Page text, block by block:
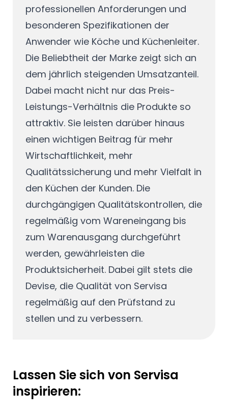
professionellen Anforderungen und
besonderen Spezifikationen der
Anwender wie Köche und Küchenleiter.
Die Beliebtheit der Marke zeigt sich an
dem jährlich steigenden Umsatzanteil.
Dabei macht nicht nur das Preis-
Leistungs-Verhältnis die Produkte so
attraktiv. Sie leisten darüber hinaus
einen wichtigen Beitrag für mehr
Wirtschaftlichkeit, mehr
Qualitätssicherung und mehr Vielfalt in
den Küchen der Kunden. Die
durchgängigen Qualitätskontrollen, die
regelmäßig vom Wareneingang bis
zum Warenausgang durchgeführt
werden, gewährleisten die
Produktsicherheit. Dabei gilt stets die
Devise, die Qualität von Servisa
regelmäßig auf den Prüfstand zu
stellen und zu verbessern.
Lassen Sie sich von Servisa
inspirieren: